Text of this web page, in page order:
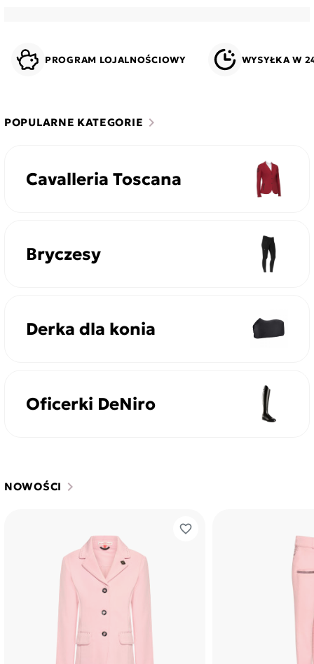
PROGRAM LOJALNOŚCIOWY WYSYŁKA W
POPULARNE KATEGORIE chevron_right
Cavalleria Toscana
Bryczesy
Derka dla konia
Oficerki DeNiro
NOWOŚCI chevron_right
favorite_border